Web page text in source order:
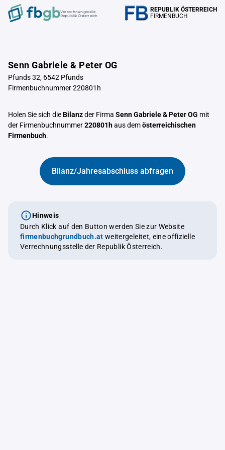
Verrechnungstelle
Republik Österreich
REPUBLIK ÖSTERREICH
FIRMENBUCH
Senn Gabriele & Peter OG
Pfunds 32, 6542 Pfunds
Firmenbuchnummer 220801h
Holen Sie sich dieBilanzder Firma Senn Gabriele & Peter OG mit
der Firmenbuchnummer220801haus demösterreichischen
Firmenbuch.
Bilanz/Jahresabschluss abfragen
Hinweis
Durch Klick auf den Button werden Sie zur Website
firmenbuchgrundbuch.at weitergeleitet, eine offizielle
Verrechnungsstelle der Republik Österreich.